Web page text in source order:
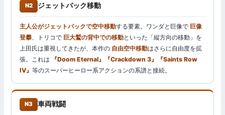
N2 ジェットパック移動
主人公がジェットパックで空中移動する要素。ワンダと巨像で 巨像
登攀 、トリコで 巨大鷲の背中での移動といった「縦方向の移動」を
上田氏は重視してきたが、本作の 自由空中移動はさらに自由度を拡
張。これは
『Doom Eternal』『Crackdown 3』『Saints Row
IV』等のスーパーヒーロー系アクションの系譜と接続。
N3 車両戦闘